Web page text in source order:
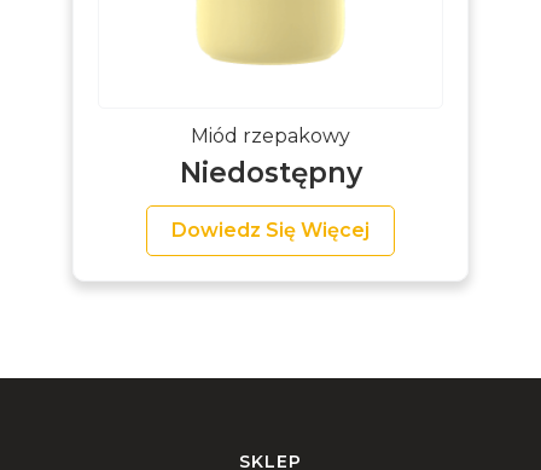
Miód rzepakowy
Niedostępny
Dowiedz Się Więcej
SKLEP